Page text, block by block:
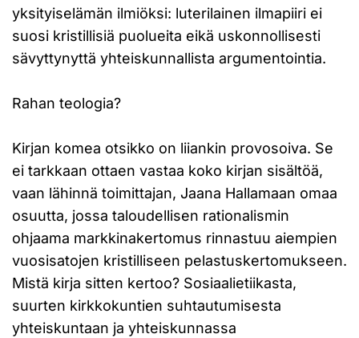
yksityiselämän ilmiöksi: luterilainen ilmapiiri ei
suosi kristillisiä puolueita eikä uskonnollisesti
sävyttynyttä yhteiskunnallista argumentointia.
Rahan teologia?
Kirjan komea otsikko on liiankin provosoiva. Se
ei tarkkaan ottaen vastaa koko kirjan sisältöä,
vaan lähinnä toimittajan, Jaana Hallamaan omaa
osuutta, jossa taloudellisen rationalismin
ohjaama markkinakertomus rinnastuu aiempien
vuosisatojen kristilliseen pelastuskertomukseen.
Mistä kirja sitten kertoo? Sosiaalietiikasta,
suurten kirkkokuntien suhtautumisesta
yhteiskuntaan ja yhteiskunnassa